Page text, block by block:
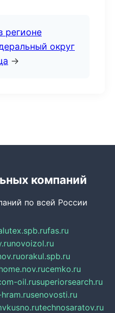
регионе
округ
→
компаний
по всей России
fas.ru
novoizol.ru
orakul.spb.ru
cemko.ru
oil.rusuperiorsearch.ru
senovosti.ru
technosaratov.ru